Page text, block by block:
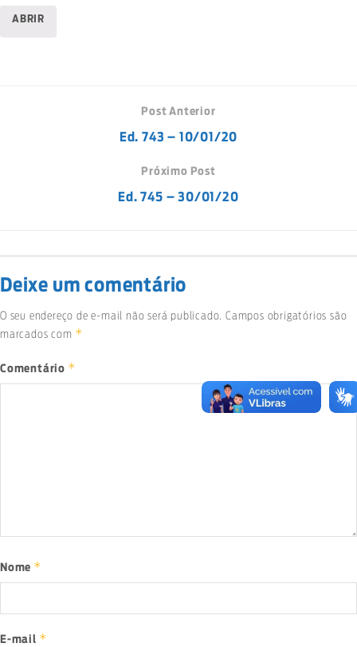
ABRIR
Post Anterior
Ed. 743 – 10/01/20
Próximo Post
Ed. 745 – 30/01/20
Deixe um comentário
O seu endereço de e-mail não será publicado. Campos obrigatórios são
marcados com *
Comentário *
Nome *
E-mail *